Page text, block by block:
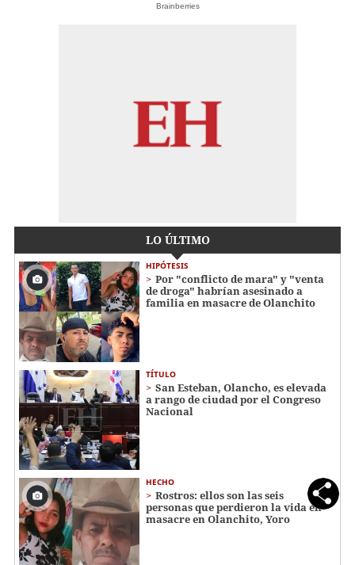
Brainberries
LO ÚLTIMO
HIPÓTESIS
Por "conflicto de mara" y "venta
de droga" habrían asesinado a
familia en masacre de Olanchito
TÍTULO
San Esteban, Olancho, es elevada
a rango de ciudad por el Congreso
Nacional
HECHO
Rostros: ellos son las seis
personas que perdieron la vida en
masacre en Olanchito, Yoro